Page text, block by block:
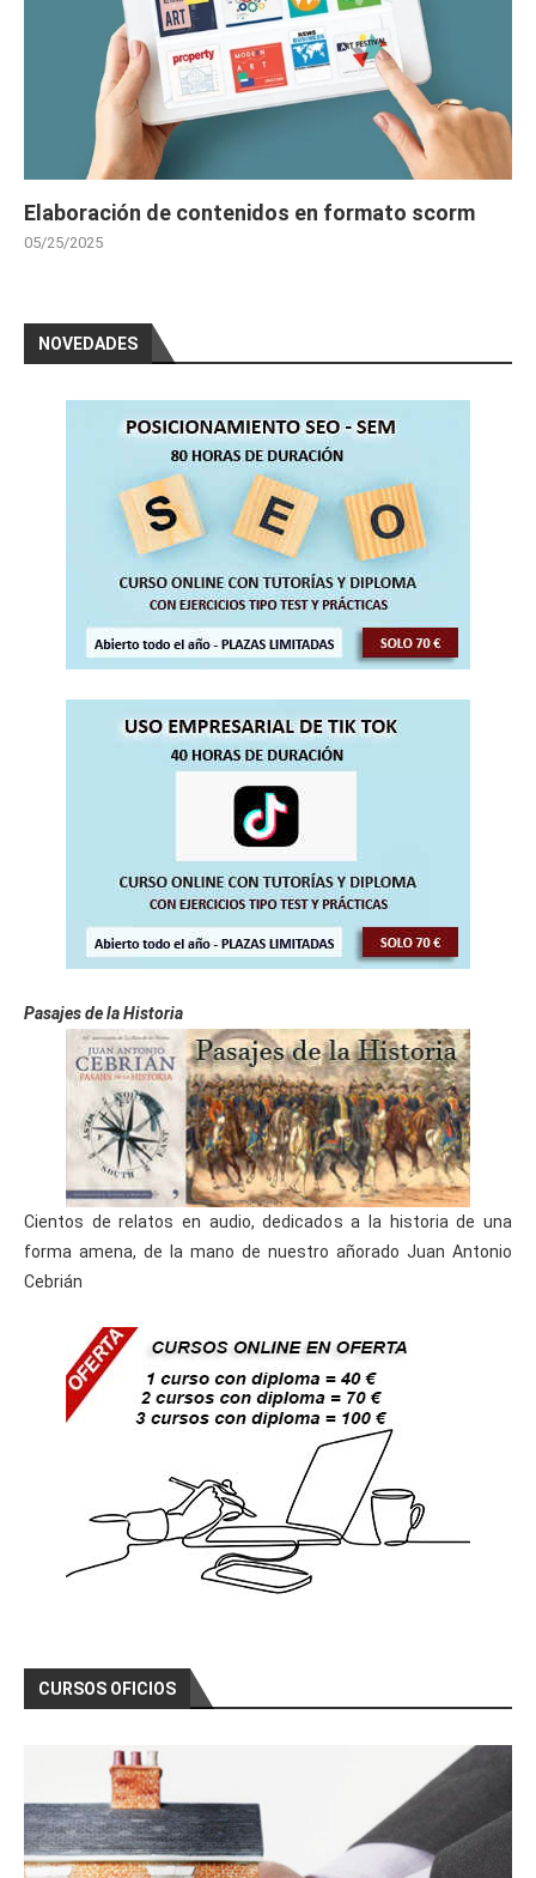
Elaboración de contenidos en formato scorm
05/25/2025
NOVEDADES
Pasajes de la Historia
Cientos de relatos en audio, dedicados a la historia de una
forma amena, de la mano de nuestro añorado Juan Antonio
Cebrián
CURSOS OFICIOS